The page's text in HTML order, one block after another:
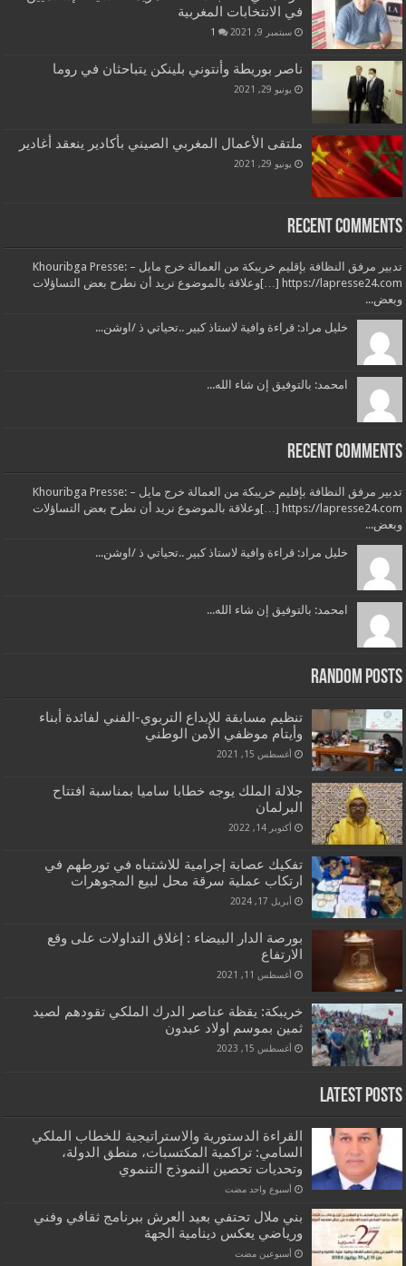
في الانتخابات المغربية
سبتمبر 9, 2021 1
ناصر بوريطة وأنتوني بلينكن يتباحثان في روما
يونيو 29, 2021
ملتقى الأعمال المغربي الصيني بأكادير ينعقد أغادير
يونيو 29, 2021
Recent Comments
تدبير مرفق النظافة بإقليم خريبكة من العمالة خرج مايل – Khouribga Presse:
[…] https://lapresse24.comوعلاقة بالموضوع نريد أن نطرح بعض التساؤلات
وبعض...
خليل مراد: قراءة وافية لاستاذ كبير ..تحياتي ذ /اوشن...
امحمد: بالتوفيق إن شاء الله...
Recent Comments
تدبير مرفق النظافة بإقليم خريبكة من العمالة خرج مايل – Khouribga Presse:
[…] https://lapresse24.comوعلاقة بالموضوع نريد أن نطرح بعض التساؤلات
وبعض...
خليل مراد: قراءة وافية لاستاذ كبير ..تحياتي ذ /اوشن...
امحمد: بالتوفيق إن شاء الله...
Random Posts
تنظيم مسابقة للإبداع التربوي-الفني لفائدة أبناء
وأيتام موظفي الأمن الوطني
أغسطس 15, 2021
جلالة الملك يوجه خطابا ساميا بمناسبة افتتاح
البرلمان
أكتوبر 14, 2022
تفكيك عصابة إجرامية للاشتباه في تورطهم في
ارتكاب عملية سرقة محل لبيع المجوهرات
أبريل 17, 2024
بورصة الدار البيضاء : إغلاق التداولات على وقع
الارتفاع
أغسطس 11, 2021
خريبكة: يقظة عناصر الدرك الملكي تقودهم لصيد
ثمين بموسم اولاد عبدون
أغسطس 15, 2023
Latest Posts
القراءة الدستورية والاستراتيجية للخطاب الملكي
السامي: تراكمية المكتسبات، منطق الدولة،
وتحديات تحصين النموذج التنموي
‏أسبوع واحد مضت
بني ملال تحتفي بعيد العرش ببرنامج ثقافي وفني
ورياضي يعكس دينامية الجهة
‏أسبوعين مضت